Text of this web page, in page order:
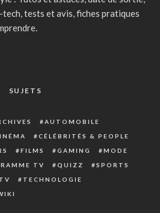
tests et avis, fiches pratiques
SUJETS
AUTOMOBILE
CÉLÉBRITÉS & PEOPLE
FILMS GAMING
MODE
TV QUIZZ
SPORTS
TECHNOLOGIE